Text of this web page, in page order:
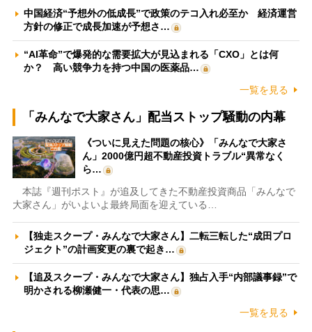
中国経済“予想外の低成長”で政策のテコ入れ必至か 経済運営
方針の修正で成長加速が予想さ…
“AI革命”で爆発的な需要拡大が見込まれる「CXO」とは何
か？ 高い競争力を持つ中国の医薬品…
一覧を見る
「みんなで大家さん」配当ストップ騒動の内幕
《ついに見えた問題の核心》「みんなで大家さ
ん」2000億円超不動産投資トラブル“異常なく
ら…
本誌『週刊ポスト』が追及してきた不動産投資商品「みんなで
大家さん」がいよいよ最終局面を迎えている…
【独走スクープ・みんなで大家さん】二転三転した“成田プロ
ジェクト”の計画変更の裏で起き…
【追及スクープ・みんなで大家さん】独占入手“内部議事録”で
明かされる柳瀬健一・代表の思…
一覧を見る